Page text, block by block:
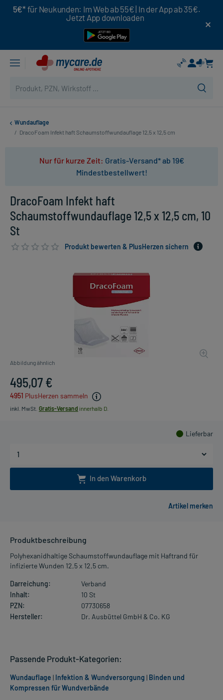
5€* für Neukunden: Im Web ab 55€ | In der App ab 35€.
Jetzt App downloaden
Wundauflage
/ DracoFoam Infekt haft Schaumstoffwundauflage 12,5 x 12,5 cm
Nur für kurze Zeit: Gratis-Versand* ab 19€
Mindestbestellwert!
DracoFoam Infekt haft
Schaumstoffwundauflage 12,5 x 12,5 cm, 10
St
Produkt bewerten & PlusHerzen sichern
Abbildung ähnlich
495,07 €
4951 PlusHerzen sammeln
inkl. MwSt. Gratis-Versand innerhalb D.
Lieferbar
In den Warenkorb
Produktbeschreibung
Polyhexanidhaltige Schaumstoffwundauflage mit Haftrand für
infizierte Wunden 12,5 x 12,5 cm.
Darreichung:
Verband
Inhalt:
10 St
PZN:
07730658
Hersteller:
Dr. Ausbüttel GmbH & Co. KG
Passende Produkt-Kategorien:
Wundauflage | Infektion & Wundversorgung | Binden und
Kompressen für Wundverbände